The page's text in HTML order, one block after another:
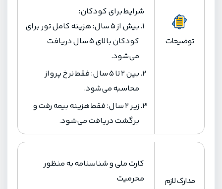
توضیحات
شرایط برای کودکان:
بیش از 5 سال: هزینه کامل تور برای
کودکان بالای 5 سال دریافت
می‌شود.
بین 2 تا 5 سال: فقط نرخ پرواز
محاسبه می‌شود.
زیر 2 سال: فقط هزینه بیمه رفت و
برگشت دریافت می‌شود.
مدارک لازم
کارت ملی و شناسنامه به منظور
محرمیت